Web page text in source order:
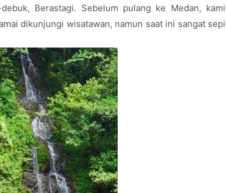
Berastagi. Sebelum pulang ke Medan, kami
dikunjungi wisatawan, namun saat ini sangat sepi